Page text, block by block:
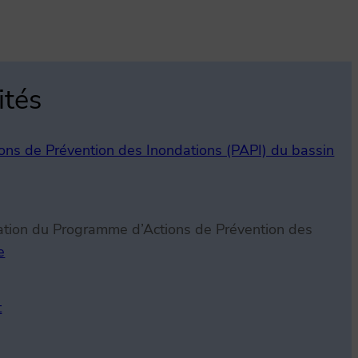
de Prévention des Inondations (PAPI) du bassin
du Programme d’Actions de Prévention des